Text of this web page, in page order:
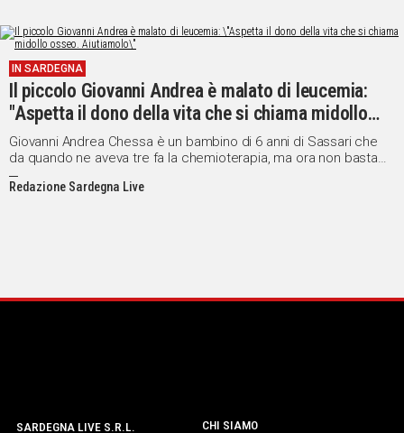
Social
IN SARDEGNA
Il piccolo Giovanni Andrea è malato di leucemia:
"Aspetta il dono della vita che si chiama midollo
osseo. Aiutiamolo"
Giovanni Andrea Chessa è un bambino di 6 anni di Sassari che
da quando ne aveva tre fa la chemioterapia, ma ora non basta
più.
Redazione Sardegna Live
SARDEGNA LIVE S.R.L. CHI SIAMO